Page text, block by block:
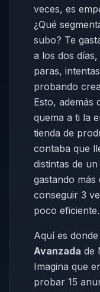
veces, es
¿Qué
subo? Te
a los dos
paras,
probando
Esto, además
quema a ti la
tienda de
contaba que
distintas de
gastando
conseguir 3
poco eficiente.
Aquí es donde
Avanzada de
Imagina que
probar 15